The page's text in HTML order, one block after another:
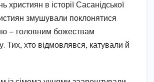
християн в історії Сасанідської
змушували поклонятися
— головним божествам
Тих, хто відмовлявся, катували й